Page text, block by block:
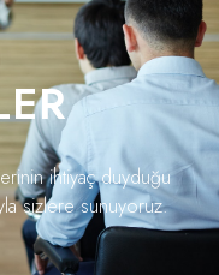
ihtiyaç duyduğu
sizlere sunuyoruz.